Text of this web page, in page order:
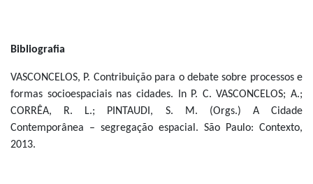
Bibliografia
VASCONCELOS, P. Contribuição para o debate sobre processos e
formas socioespaciais nas cidades. In P. C. VASCONCELOS; A.;
CORRÊA, R. L.; PINTAUDI, S. M. (Orgs.) A Cidade
Contemporânea – segregação espacial. São Paulo: Contexto,
2013.